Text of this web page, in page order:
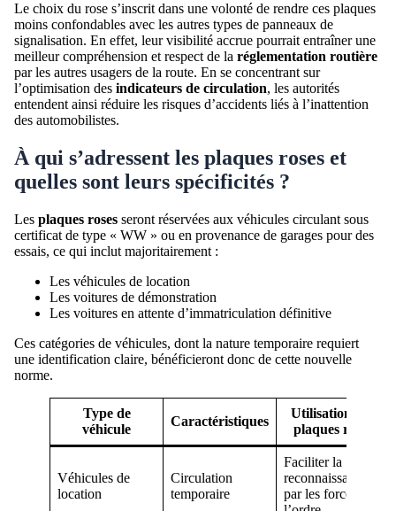
Le choix du rose s’inscrit dans une volonté de rendre ces plaques
moins confondables avec les autres types de panneaux de
signalisation. En effet, leur visibilité accrue pourrait entraîner une
meilleur compréhension et respect de la réglementation routière
par les autres usagers de la route. En se concentrant sur
l’optimisation des indicateurs de circulation, les autorités
entendent ainsi réduire les risques d’accidents liés à l’inattention
des automobilistes.
À qui s’adressent les plaques roses et
quelles sont leurs spécificités ?
Les plaques roses seront réservées aux véhicules circulant sous
certificat de type « WW » ou en provenance de garages pour des
essais, ce qui inclut majoritairement :
Les véhicules de location
Les voitures de démonstration
Les voitures en attente d’immatriculation définitive
Ces catégories de véhicules, dont la nature temporaire requiert
une identification claire, bénéficieront donc de cette nouvelle
norme.
Type de
véhicule
Caractéristiques
Utilisation des
plaques roses
Véhicules de
location
Circulation
temporaire
Faciliter la
reconnaissance
par les forces de